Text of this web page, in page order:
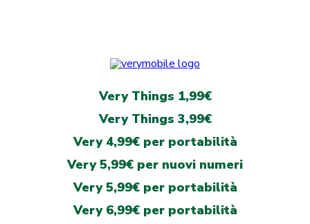
Very Things 1,99€
Very Things 3,99€
Very 4,99€ per portabilità
Very 5,99€ per nuovi numeri
Very 5,99€ per portabilità
Very 6,99€ per portabilità